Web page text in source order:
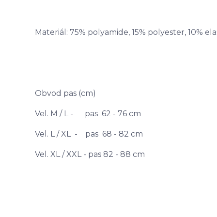
Materiál: 75% polyamide, 15% polyester, 10%
Obvod pas (cm)
Vel. M / L - pas 62 - 76 cm
Vel. L / XL - pas 68 - 82 cm
Vel. XL / XXL - pas 82 - 88 cm